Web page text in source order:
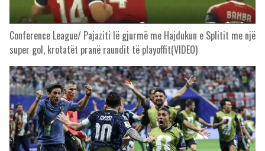
Conference League/ Pajaziti lë gjurmë me Hajdukun e Splitit me një
super gol, krotatët pranë raundit të playoffit(VIDEO)